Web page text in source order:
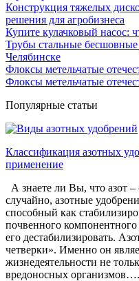
Конструкция тяжелых
решения для агробизнеса
Купите кулачковый насос:
Трубы стальные
Челябинске
Флоксы метельчатые
Флоксы метельчатые
Популярные статьи
Классификация азотных
применение
А знаете ли Вы, что азот
случайно, азотные
способный как
почвенного компонентного
его дестабилизировать.
четверки». Именно он
жизнедеятельности не
вредоносных организмов….